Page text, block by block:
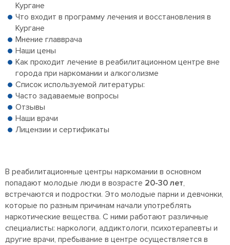
Кургане
Что входит в программу лечения и восстановления в
Кургане
Мнение главврача
Наши цены
Как проходит лечение в реабилитационном центре вне
города при наркомании и алкоголизме
Список используемой литературы:
Часто задаваемые вопросы
Отзывы
Наши врачи
Лицензии и сертификаты
В реабилитационные центры наркомании в основном
попадают молодые люди в возрасте 20-30 лет,
встречаются и подростки. Это молодые парни и девчонки,
которые по разным причинам начали употреблять
наркотические вещества. С ними работают различные
специалисты: наркологи, аддиктологи, психотерапевты и
другие врачи, пребывание в центре осуществляется в